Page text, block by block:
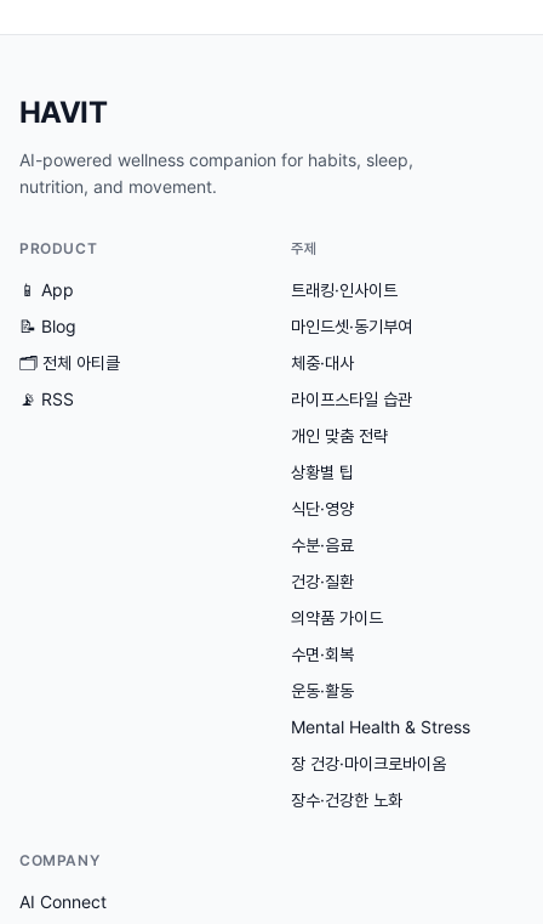
HAVIT
AI-powered wellness companion for habits, sleep,
nutrition, and movement.
PRODUCT
📱 App
📝 Blog
🗂 전체 아티클
📡 RSS
주제
트래킹·인사이트
마인드셋·동기부여
체중·대사
라이프스타일 습관
개인 맞춤 전략
상황별 팁
식단·영양
수분·음료
건강·질환
의약품 가이드
수면·회복
운동·활동
Mental Health & Stress
장 건강·마이크로바이옴
장수·건강한 노화
COMPANY
AI Connect